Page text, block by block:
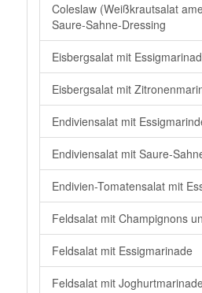
Coleslaw (Weißkrautsalat
Saure-Sahne-Dressing
Eisbergsalat mit
Eisbergsalat mit
Endiviensalat mit
Endiviensalat mit Saure-
Endivien-Tomatensalat mit
Feldsalat mit Champignons
Feldsalat mit Essigmarinade
Feldsalat mit